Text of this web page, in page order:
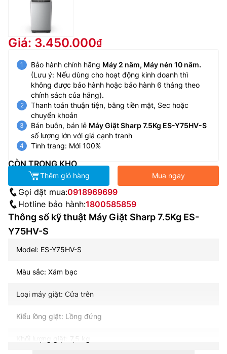
Giá: 3.450.000
Bảo hành chính hãng Máy 2 năm, Máy nén 10 năm.
(Lưu ý: Nếu dùng cho hoạt động kinh doanh thì
không được bảo hành hoặc bảo hành 6 tháng theo
chính sách của hãng).
Thanh toán thuận tiện, bằng tiền mặt, Sec hoặc
chuyển khoản
Bán buôn, bán lẻ Máy Giặt Sharp 7.5Kg ES-Y75HV-S
số lượng lớn với giá cạnh tranh
Tình trang: Mới 100%
CÒN TRONG KHO
Thêm giỏ hàng Mua ngay
Gọi đặt mua:0918969699
Hotline bảo hành:1800585859
Thông số kỹ thuật Máy Giặt Sharp 7.5Kg ES-
Y75HV-S
Model: ES-Y75HV-S
Màu sắc: Xám bạc
Loại máy giặt: Cửa trên
Kiểu lồng giặt: Lồng đứng
Khối lượng giặt: 7,5 kg